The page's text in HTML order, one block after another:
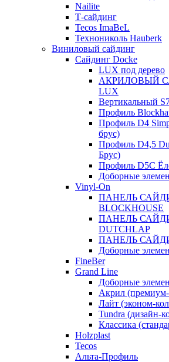
Nailite
Т-сайдинг
Tecos ImaBeL
Технониколь Hauberk
Виниловый сайдинг
Сайдинг Docke
LUX под дерево
АКРИЛОВЫЙ
LUX
Вертикальный
Профиль
Профиль D4
брус)
Профиль D4,5
Брус)
Профиль D5C
Доборные
Vinyl-On
ПАНЕЛЬ
BLOCKHOUSE
ПАНЕЛЬ
DUTCHLAP
ПАНЕЛЬ
Доборные
FineBer
Grand Line
Доборные
Акрил
Лайт (эконом-
Tundra (дизайн-
Классика
Holzplast
Tecos
Альта-Профиль